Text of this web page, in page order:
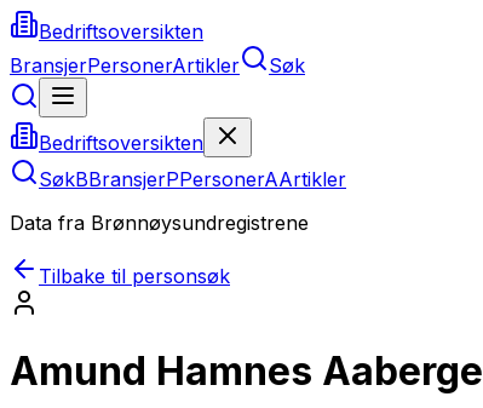
Bedriftsoversikten
BransjerPersonerArtikler Søk
Bedriftsoversikten
SøkBBransjerPPersonerAArtikler
Data fra Brønnøysundregistrene
Tilbake til personsøk
Amund Hamnes Aaberge